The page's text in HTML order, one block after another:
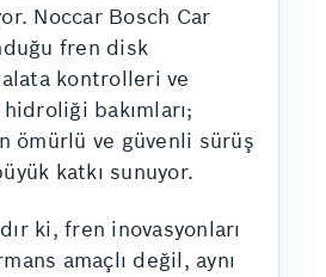
Noccar Bosch Car
fren disk
kontrolleri ve
bakımları;
ömürlü ve güvenli sürüş
katkı sunuyor.
ki, fren inovasyonları
amaçlı değil, aynı